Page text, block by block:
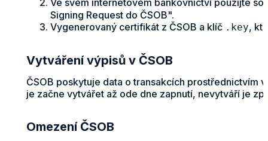
Signing Request do ČSOB".
Vygenerovaný certifikát z ČSOB a klíč .key,
Vytváření výpisů v ČSOB
ČSOB poskytuje data o transakcích prostřednictvím
je začne vytvářet až ode dne zapnutí, nevytváří je
Omezení ČSOB